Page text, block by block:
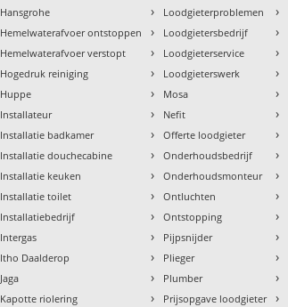
Hansgrohe
Hemelwaterafvoer ontstoppen
Hemelwaterafvoer verstopt
Hogedruk reiniging
Huppe
Installateur
Installatie badkamer
Installatie douchecabine
Installatie keuken
Installatie toilet
Installatiebedrijf
Intergas
Itho Daalderop
Jaga
Kapotte riolering
› Loodgieterproblemen
› Loodgietersbedrijf
› Loodgieterservice
› Loodgieterswerk
› Mosa
› Nefit
› Offerte loodgieter
› Onderhoudsbedrijf
› Onderhoudsmonteur
› Ontluchten
› Ontstopping
› Pijpsnijder
› Plieger
› Plumber
› Prijsopgave loodgieter
›
›
›
›
›
›
›
›
›
›
›
›
›
›
›